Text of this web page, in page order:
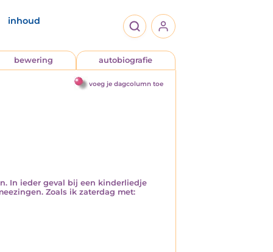
inhoud
bewering autobiografie
voeg je dagcolumn toe
In ieder geval bij een kinderliedje
Zoals ik zaterdag met: